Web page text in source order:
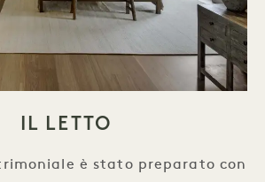
IL LETTO
è stato preparato con